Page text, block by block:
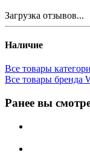
Загрузка отзывов...
Наличие
Все товары
Все товары бренда
Ранее вы